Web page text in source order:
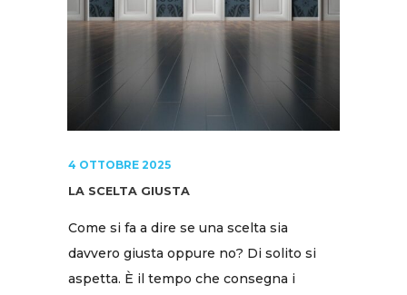
4 OTTOBRE 2025
LA SCELTA GIUSTA
Come si fa a dire se una scelta sia
davvero giusta oppure no? Di solito si
aspetta. È il tempo che consegna i